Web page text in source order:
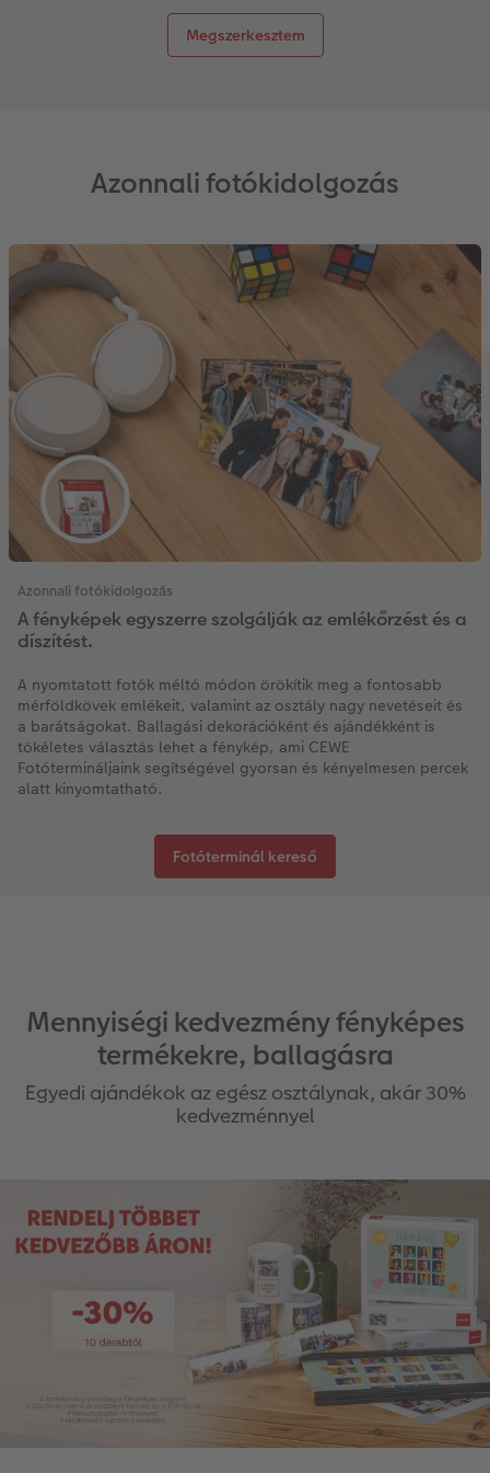
Megszerkesztem
Azonnali fotókidolgozás
Azonnali fotókidolgozás
A fényképek egyszerre szolgálják az emlékőrzést és a
díszítést.
A nyomtatott fotók méltó módon örökítik meg a fontosabb
mérföldkövek emlékeit, valamint az osztály nagy nevetéseit és
a barátságokat. Ballagási dekorációként és ajándékként is
tökéletes választás lehet a fénykép, ami CEWE
Fotótermináljaink segítségével gyorsan és kényelmesen percek
alatt kinyomtatható.
Fotóterminál kereső
Mennyiségi kedvezmény fényképes
termékekre, ballagásra
Egyedi ajándékok az egész osztálynak, akár 30%
kedvezménnyel